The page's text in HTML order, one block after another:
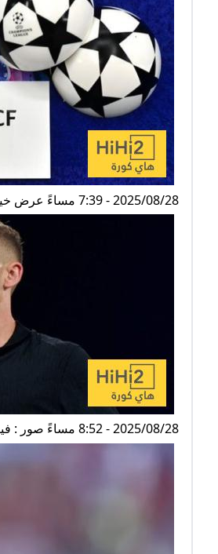
2025/08/28 - 7:39 مساءً عرض خيالي من نيوكاسل لـ فيرمين لوبيز
2025/08/28 - 8:52 مساءً صور : فيرمين يغادر برفقة صديقته